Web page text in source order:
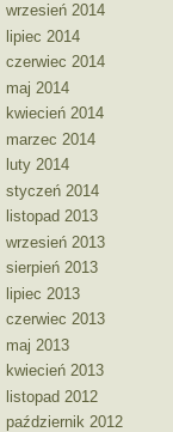
wrzesień 2014
lipiec 2014
czerwiec 2014
maj 2014
kwiecień 2014
marzec 2014
luty 2014
styczeń 2014
listopad 2013
wrzesień 2013
sierpień 2013
lipiec 2013
czerwiec 2013
maj 2013
kwiecień 2013
listopad 2012
październik 2012